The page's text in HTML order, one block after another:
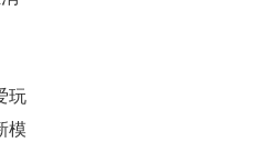
玩
模